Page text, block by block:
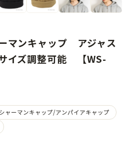
マンキャップ アジャス
イズ調整可能 【WS-
ャーマンキャップ/アンパイアキャップ